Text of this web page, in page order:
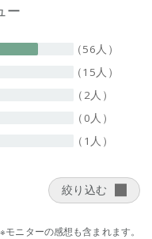
合がございます。
より、成分・処方が記
場合がございます。